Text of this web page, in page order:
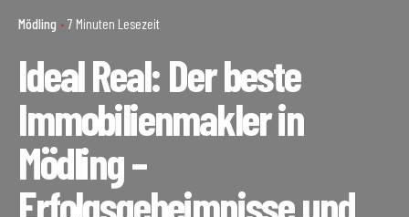
Mödling 7 Minuten Lesezeit
Ideal Real: Der beste
Immobilienmakler in
Mödling –
Erfolgsgeheimnisse und